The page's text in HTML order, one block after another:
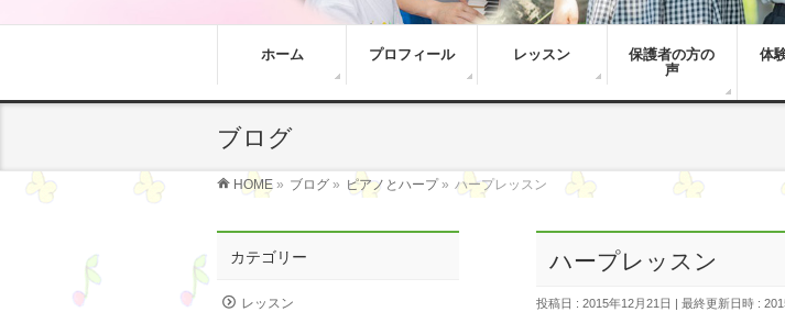
ホーム プロフィール レッスン
保護者の方の
声
体
ブログ
HOME » ブログ » ピアノとハープ» ハープレッスン
ハープレッスン
投稿日 : 2015年12月21日 最終更新日時 :
カテゴリー
レッスン